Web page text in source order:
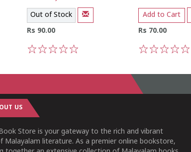
Out of Stock
Rs 90.00
Add to Cart
Rs 70.00
US
Store is your gateway to the rich and vibrant
Malayalam literature. As a premier online bookstore,